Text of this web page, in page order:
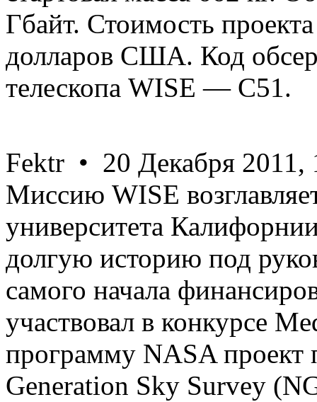
Гбайт. Стоимость
долларов США. Код
телескопа WISE — C51.
Fektr • 20 Декабря 2011,
Миссию WISE
университета
долгую историю под
самого начала
участвовал в конкурсе
программу NASA проект
Generation Sky Survey